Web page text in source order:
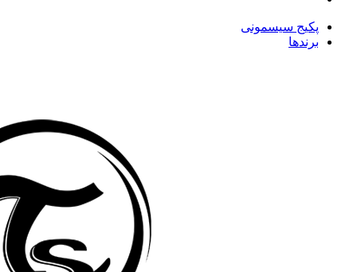
پکیج سیسمونی
برندها